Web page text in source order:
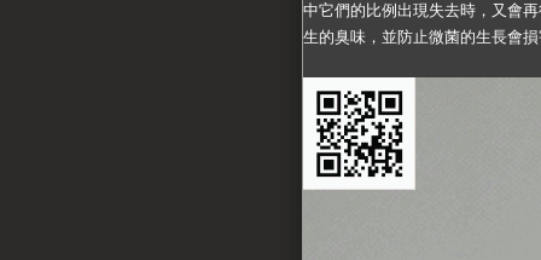
中它們的比例出現失去時，又會
生的臭味，並防止微菌的生長會